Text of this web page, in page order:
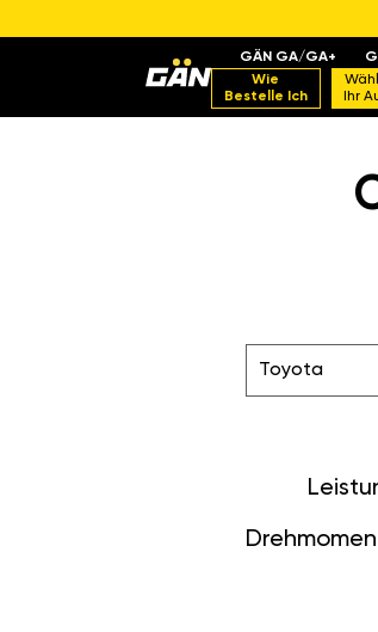
GÄN GA/GA+
Wie
Bestelle Ich
Ihr
Toyota